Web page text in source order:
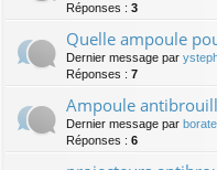
Réponses : 3
Quelle ampoule
Dernier message par
Réponses : 7
Ampoule
Dernier message par
Réponses : 6